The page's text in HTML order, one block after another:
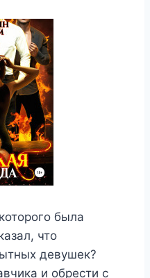
была
что
девушек?
и обрести с